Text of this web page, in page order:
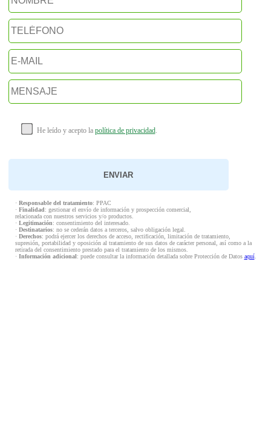
He leído y acepto la política de privacidad.
· Responsable del tratamiento: PPAC
· Finalidad: gestionar el envío de información y prospección comercial,
relacionada con nuestros servicios y/o productos.
· Legitimación: consentimiento del interesado.
· Destinatarios: no se cederán datos a terceros, salvo obligación legal.
· Derechos: podrá ejercer los derechos de acceso, rectificación, limitación de tratamiento,
supresión, portabilidad y oposición al tratamiento de sus datos de carácter personal, así como a la
retirada del consentimiento prestado para el tratamiento de los mismos.
· Información adicional: puede consultar la información detallada sobre Protección de Datos aquí.